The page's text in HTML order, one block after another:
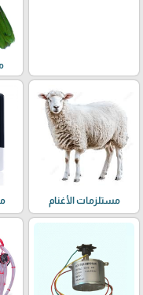
مستلزمات الأغنام